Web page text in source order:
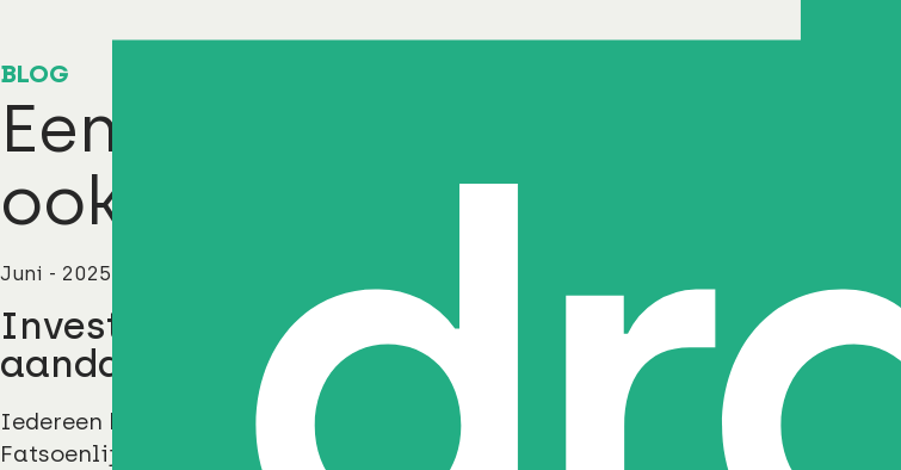
BLOG
Een gegeven paard kost
ook geld
Juni - 2025
Investeren in culturele instellingen met
aandacht voor beheer en onderhoud
Iedereen kent het gezegde wel, een gegeven paard mag je niet in de bek kijken.
Fatsoenlijk, maar wat als je geen eten voor het paard kunt betalen? Wat als het